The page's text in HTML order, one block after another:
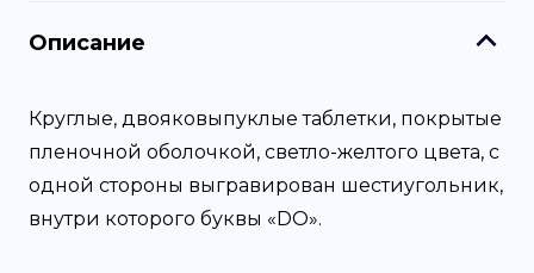
Описание
Круглые, двояковыпуклые таблетки, покрытые
пленочной оболочкой, светло-желтого цвета, с
одной стороны выгравирован шестиугольник,
внутри которого буквы «DO».